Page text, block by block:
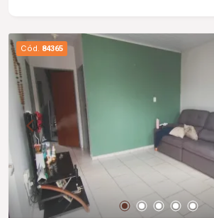
condomínio às quartas-feiras.
Cód. 84365